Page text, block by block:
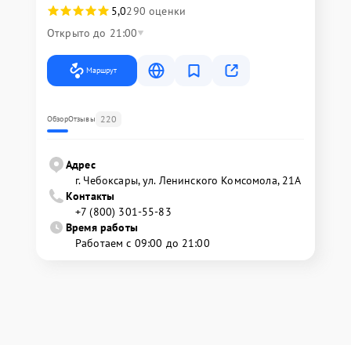
5,0290 оценки
Открыто до 21:00
Маршрут
ОбзорОтзывы 220
Адрес
г. Чебоксары, ул. Ленинского Комсомола, 21А
Контакты
+7 (800) 301-55-83
Время работы
Работаем с 09:00 до 21:00